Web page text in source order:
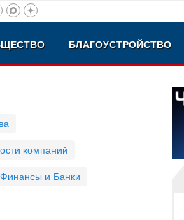
БЛАГОУСТРОЙСТВО
компаний
Финансы и Банки